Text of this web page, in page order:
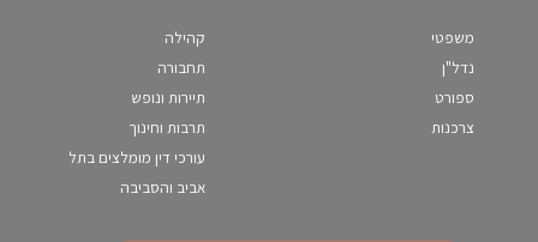
משפטי
נדל"ן
ספורט
צרכנות
קהילה
תחבורה
תיירות ונופש
תרבות וחינוך
עורכי דין מומלצים בתל
אביב והסביבה